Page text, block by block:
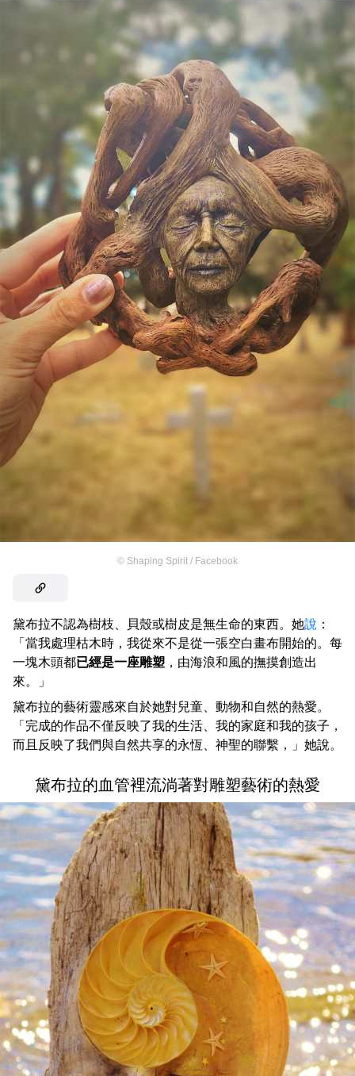
© Shaping Spirit / Facebook
黛布拉不認為樹枝、貝殼或樹皮是無生命的東西。她說 ：
「當我處理枯木時，我從來不是從一張空白畫布開始的。每
一塊木頭都已經是一座雕塑 ，由海浪和風的撫摸創造出
來。」
黛布拉的藝術靈感來自於她對兒童、動物和自然的熱愛。
「完成的作品不僅反映了我的生活、我的家庭和我的孩子，
而且反映了我們與自然共享的永恆、神聖的聯繫，」她說。
黛布拉的血管裡流淌著對雕塑藝術的熱愛